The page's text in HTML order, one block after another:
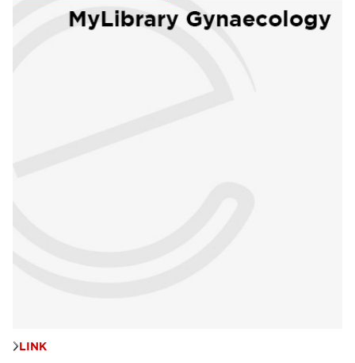
Hablan los expertos
Seminarios web y eventos(2)
LINK